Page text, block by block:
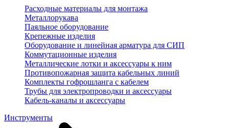
Расходные материалы для монтажа
Металлорукава
Паяльное оборудование
Крепежные изделия
Оборудование и линейная арматура для СИП
Коммутационные изделия
Металлические лотки и аксессуары к ним
Противопожарная защита кабельных линий
Комплекты гофрошланга с кабелем
Трубы для электропроводки и аксессуары
Кабель-каналы и аксессуары
Инструменты